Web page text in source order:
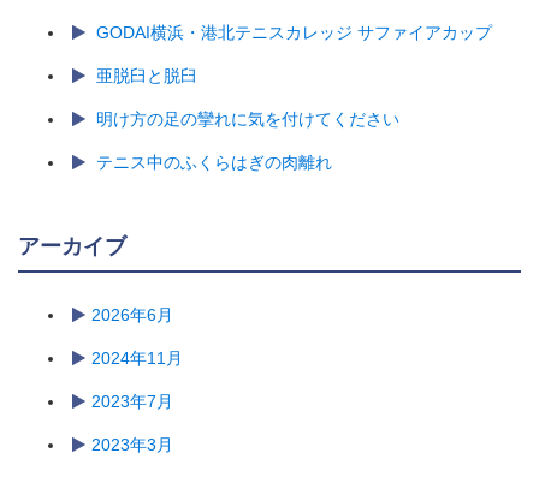
GODAI横浜・港北テニスカレッジ サファイアカップ
亜脱臼と脱臼
明け方の足の攣れに気を付けてください
テニス中のふくらはぎの肉離れ
アーカイブ
2026年6月
2024年11月
2023年7月
2023年3月